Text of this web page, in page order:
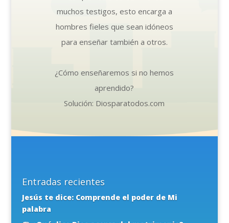
muchos testigos, esto encarga a
hombres fieles que sean idóneos
para enseñar también a otros.
¿Cómo enseñaremos si no hemos
aprendido?
Solución: Diosparatodos.com
Entradas recientes
Jesús te dice: Comprende el poder de Mi
palabra